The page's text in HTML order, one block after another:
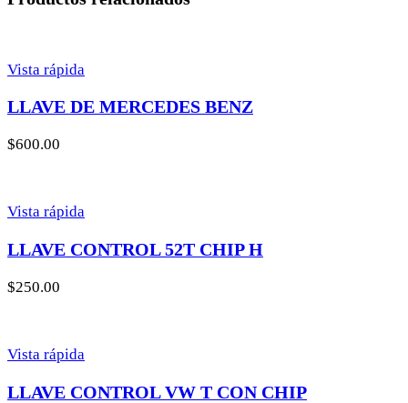
Vista rápida
LLAVE DE MERCEDES BENZ
$600.00
Vista rápida
LLAVE CONTROL 52T CHIP H
$250.00
Vista rápida
LLAVE CONTROL VW T CON CHIP